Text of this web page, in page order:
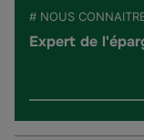
# NOUS
Expert de